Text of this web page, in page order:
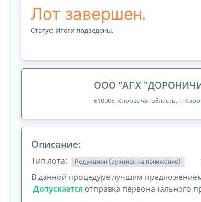
Лот завершен.
Статус: Итоги подведены.
ООО "АПХ
610006, Кировская область, г.
Описание:
Тип лота: Редукцион (аукцион на понижение)
В данной процедуре лучшим
Допускается отправка первоначального